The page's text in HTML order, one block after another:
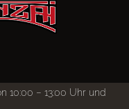
10:00 – 13:00 Uhr und